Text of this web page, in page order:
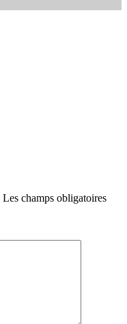
Les champs obligatoires